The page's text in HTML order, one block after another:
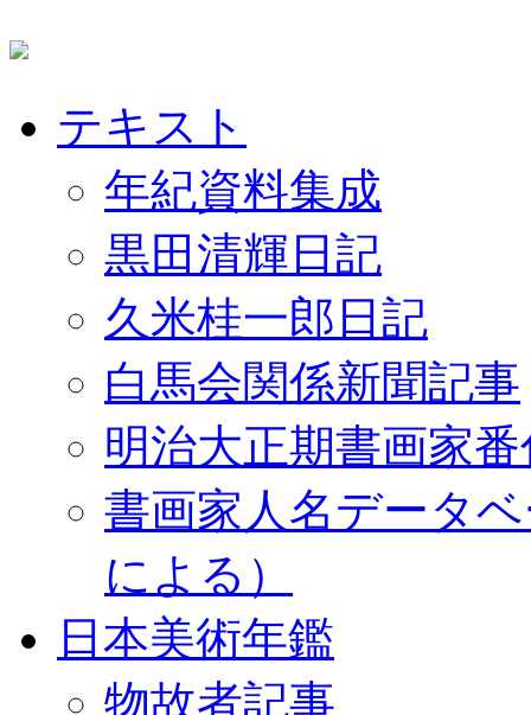
テキスト
年紀資料集成
黒田清輝日記
久米桂一郎日記
白馬会関係新聞記事
明治大正期書画家
書画家人名データ
による）
日本美術年鑑
物故者記事